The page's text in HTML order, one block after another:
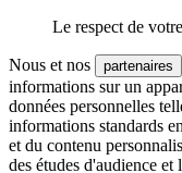
Le respect de
Nous et nos partenaires
informations sur un
données personnelles
informations standards
et du contenu
des études d'audience